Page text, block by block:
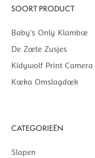
SOORT PRODUCT
Baby’s Only Klamboe
De Zoete Zusjes
Kidywolf Print Camera
Koeka Omslagdoek
CATEGORIEËN
Slapen